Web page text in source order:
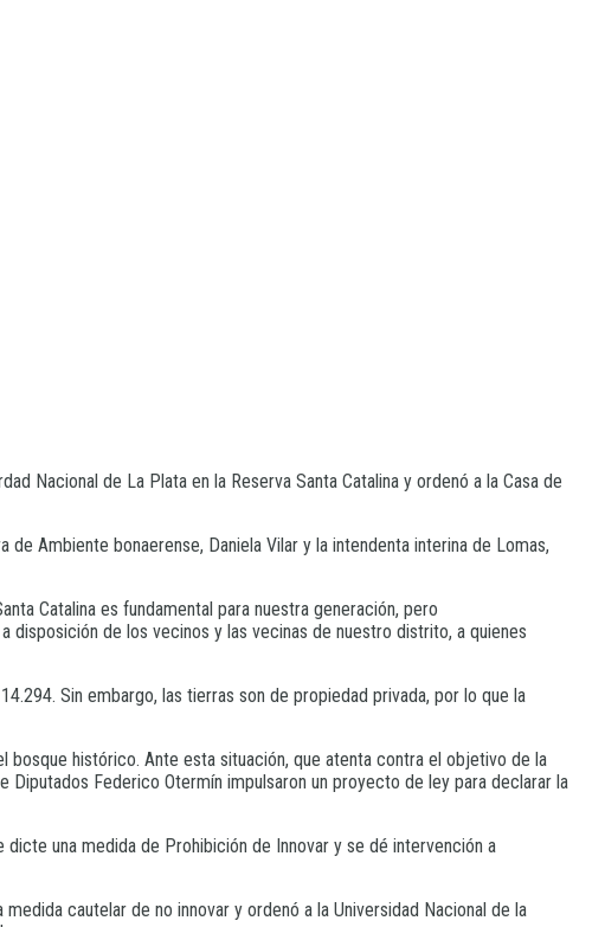
Nacional de La Plata en la Reserva Santa Catalina y ordenó a la Casa de
Ambiente bonaerense, Daniela Vilar y la intendenta interina de Lomas,
Catalina es fundamental para nuestra generación, pero
disposición de los vecinos y las vecinas de nuestro distrito, a quienes
Sin embargo, las tierras son de propiedad privada, por lo que la
bosque histórico. Ante esta situación, que atenta contra el objetivo de la
Federico Otermín impulsaron un proyecto de ley para declarar la
una medida de Prohibición de Innovar y se dé intervención a
cautelar de no innovar y ordenó a la Universidad Nacional de la